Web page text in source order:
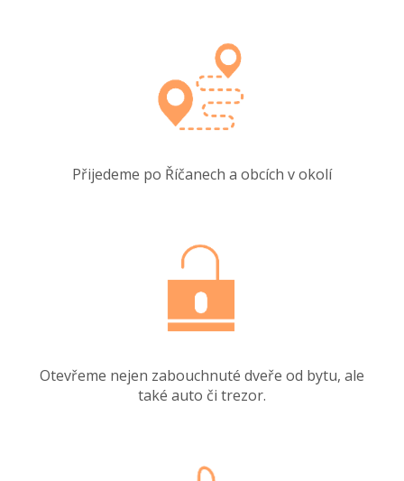
Přijedeme po Říčanech a obcích v okolí
Otevřeme nejen zabouchnuté dveře od bytu, ale
také auto či trezor.